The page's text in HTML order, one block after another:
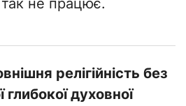
не працює.
релігійність без
глибокої духовної